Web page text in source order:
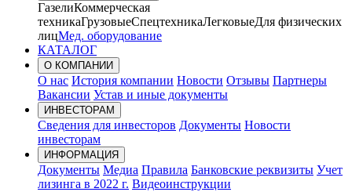
ГазелиКоммерческая
техникаГрузовыеСпецтехникаЛегковыеДля физических
лицМед. оборудование
КАТАЛОГ
О КОМПАНИИ
О нас История компании Новости Отзывы Партнеры
Вакансии Устав и иные документы
ИНВЕСТОРАМ
Сведения для инвесторов Документы Новости
инвесторам
ИНФОРМАЦИЯ
Документы Медиа Правила Банковские реквизиты Учет
лизинга в 2022 г. Видеоинструкции